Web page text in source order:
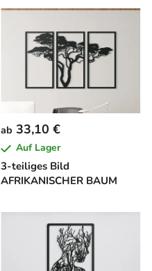
3-teiliges Bild
AFRIKANISCHER BAUM
ab 33,10 €
Auf Lager